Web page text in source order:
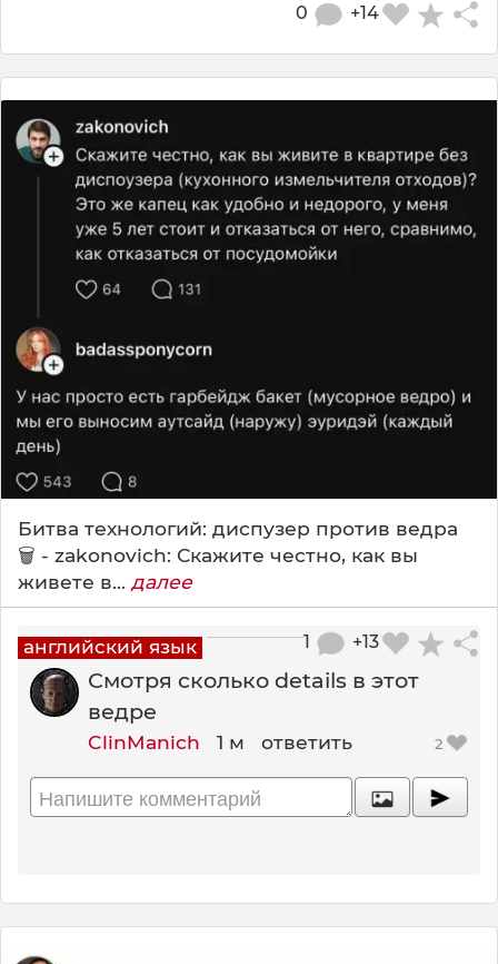
+14
0
Битва технологий: диспузер против ведра
🗑️ - zakonovich: Скажите честно, как вы
живете в... далее
английский язык +13
1
Смотря сколько details в этот
ведре
ClinManich 1 м ответить 2